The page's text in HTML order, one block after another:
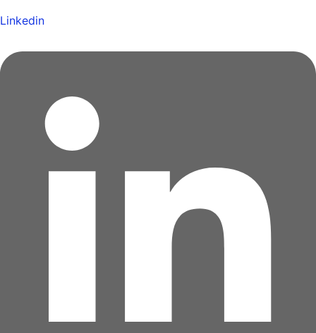
Linkedin